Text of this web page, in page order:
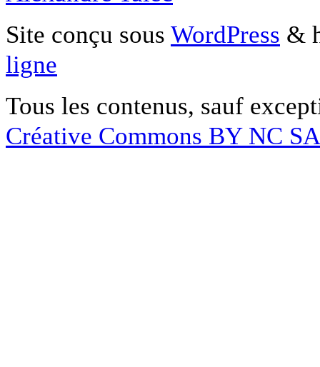
Site conçu sous WordPress &
ligne
Tous les contenus, sauf
Créative Commons BY NC SA